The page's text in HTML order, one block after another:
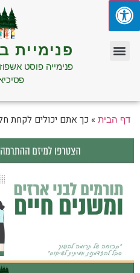
פנימיית
פנימייה פוסט
דף הבית » כך אתם יכולים לקחת